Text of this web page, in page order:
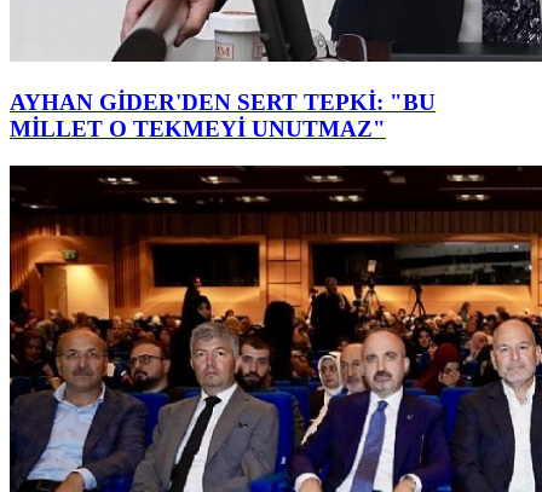
AYHAN GİDER'DEN SERT TEPKİ: "BU
MİLLET O TEKMEYİ UNUTMAZ"